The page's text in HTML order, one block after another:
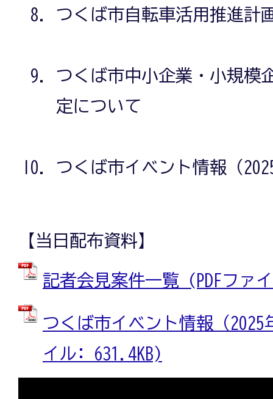
つくば市自転車活用推進計
つくば市中小企業・小規模
定について
つくば市イベント情報（
【当日配布資料】
記者会見案件一覧 (PDFファ
つくば市イベント情報（2025
イル: 631.4KB)